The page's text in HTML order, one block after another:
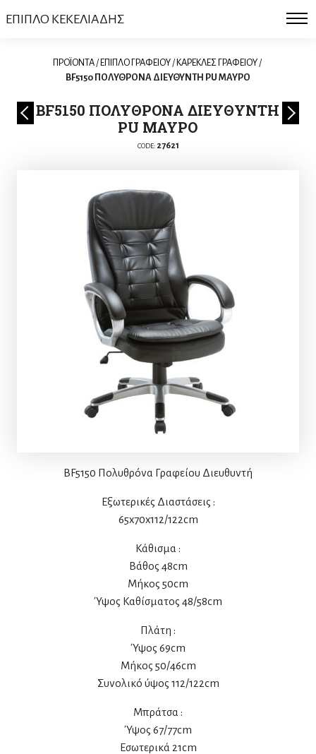
ΕΠΙΠΛΟ ΚΕΚΕΛΙΑΔΗΣ
ΠΡΟΪΟΝΤΑ / ΕΠΙΠΛΟ ΓΡΑΦΕΙΟΥ / ΚΑΡΕΚΛΕΣ ΓΡΑΦΕΙΟΥ /
BF5150 ΠΟΛΥΘΡΟΝΑ ΔΙΕΥΘΥΝΤΗ PU ΜΑΥΡΟ
BF5150 ΠΟΛΥΘΡΟΝΑ ΔΙΕΥΘΥΝΤΗ
PU ΜΑΥΡΟ
CODE: 27621
BF5150 Πολυθρόνα Γραφείου Διευθυντή
Εξωτερικές Διαστάσεις :
65x70x112/122cm
Κάθισμα :
Βάθος 48cm
Μήκος 50cm
Ύψος Καθίσματος 48/58cm
Πλάτη :
Ύψος 69cm
Μήκος 50/46cm
Συνολικό ύψος 112/122cm
Μπράτσα :
Ύψος 67/77cm
Εσωτερικά 21cm